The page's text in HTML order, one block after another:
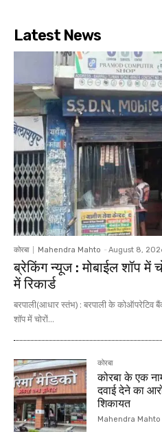
Latest News
कोरबा Mahendra Mahto - August 8,
ब्रेकिंग न्यूज : मोबाईल शॉप में
में रिकार्ड
बरपाली(आधार स्तंभ) : बरपाली के कोऑपरेटिव
शॉप में चोरों...
कोरबा
कोरबा के एक
दवाई देने का
शिकायत
Mahendra Mahto